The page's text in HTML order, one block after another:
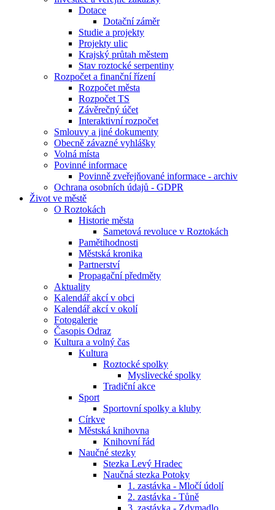
Dotace
Dotační záměr
Studie a projekty
Projekty ulic
Krajský průtah městem
Stav roztocké serpentiny
Rozpočet a finanční řízení
Rozpočet města
Rozpočet TS
Závěrečný účet
Interaktivní rozpočet
Smlouvy a jiné dokumenty
Obecně závazné vyhlášky
Volná místa
Povinné informace
Povinně zveřejňované informace - archiv
Ochrana osobních údajů - GDPR
Život ve městě
O Roztokách
Historie města
Sametová revoluce v Roztokách
Pamětihodnosti
Městská kronika
Partnerství
Propagační předměty
Aktuality
Kalendář akcí v obci
Kalendář akcí v okolí
Fotogalerie
Časopis Odraz
Kultura a volný čas
Kultura
Roztocké spolky
Myslivecké spolky
Tradiční akce
Sport
Sportovní spolky a kluby
Církve
Městská knihovna
Knihovní řád
Naučné stezky
Stezka Levý Hradec
Naučná stezka Potoky
1. zastávka - Mločí údolí
2. zastávka - Tůně
3. zastávka - Zdymadlo